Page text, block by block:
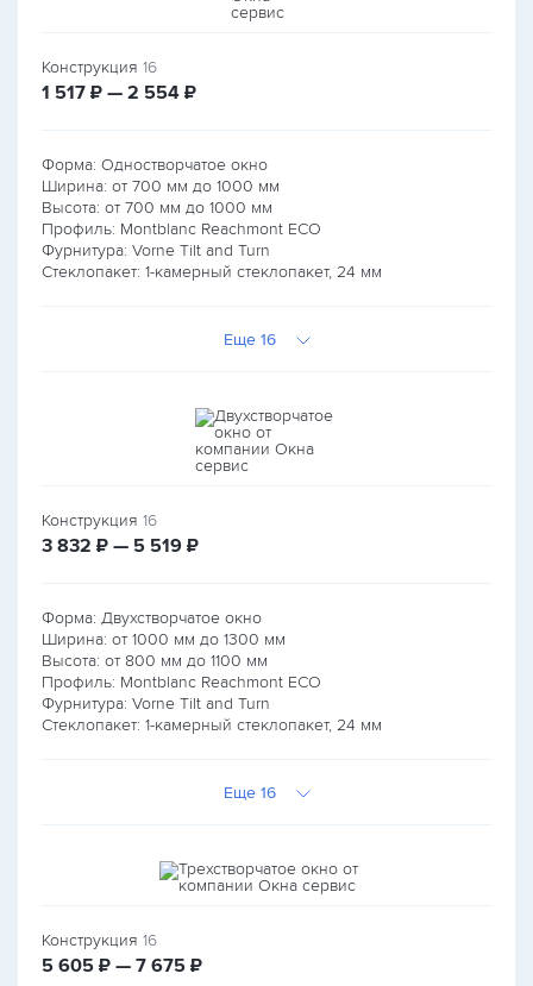
Конструкция 16
1 517 руб.
₽ — 2 554 руб.
₽
Форма: Одностворчатое окно
Ширина: от 700 мм до 1000 мм
Высота: от 700 мм до 1000 мм
Профиль: Montblanc Reachmont ECO
Фурнитура: Vorne Tilt and Turn
Стеклопакет: 1-камерный стеклопакет, 24 мм
Еще 16
Конструкция 16
3 832 руб.
₽ — 5 519 руб.
₽
Форма: Двухстворчатое окно
Ширина: от 1000 мм до 1300 мм
Высота: от 800 мм до 1100 мм
Профиль: Montblanc Reachmont ECO
Фурнитура: Vorne Tilt and Turn
Стеклопакет: 1-камерный стеклопакет, 24 мм
Еще 16
Конструкция 16
5 605 руб.
₽ — 7 675 руб.
₽